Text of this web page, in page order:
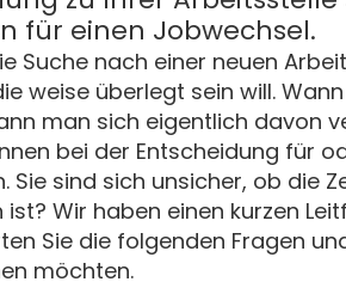
für einen Jobwechsel.
Suche nach einer neuen
weise überlegt sein will.
man sich eigentlich davon
bei der Entscheidung für
Sie sind sich unsicher, ob die
Wir haben einen kurzen
Sie die folgenden Fragen
möchten.